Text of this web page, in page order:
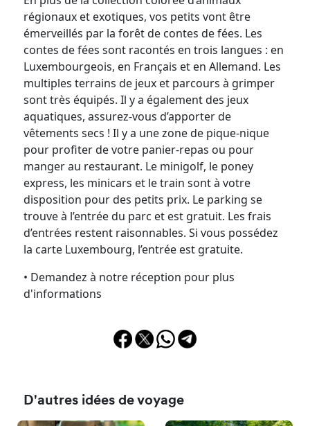
régionaux et exotiques, vos petits vont être
émerveillés par la forêt de contes de fées. Les
contes de fées sont racontés en trois langues : en
Luxembourgeois, en Français et en Allemand. Les
multiples terrains de jeux et parcours à grimper
sont très équipés. Il y a également des jeux
aquatiques, assurez-vous d’apporter de
vêtements secs ! Il y a une zone de pique-nique
pour profiter de votre panier-repas ou pour
manger au restaurant. Le minigolf, le poney
express, les minicars et le train sont à votre
disposition pour des petits prix. Le parking se
trouve à l’entrée du parc et est gratuit. Les frais
d’entrées restent raisonnables. Si vous possédez
la carte Luxembourg, l’entrée est gratuite.
• Demandez à notre réception pour plus
d'informations
D'autres idées de voyage